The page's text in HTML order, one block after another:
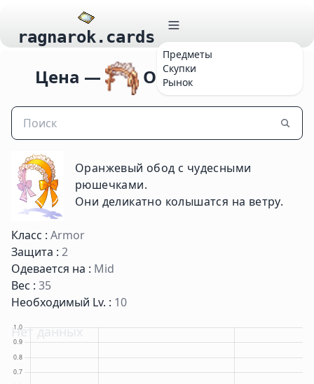
ragnarok.cards
Предметы
Скупки
Рынок
Цена — Orange Band [1]
Оранжевый обод с чудесными
рюшечками.
Они деликатно колышатся на ветру.
Класс : Armor
Защита : 2
Одевается на : Mid
Вес : 35
Необходимый Lv. : 10
Нет данных